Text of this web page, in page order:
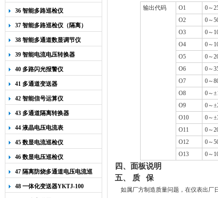
36 智能多路巡检仪
37 智能多路巡检仪（隔离）
38 智能多通道数显调节仪
39 智能电流电压转换器
40 多路闪光报警仪
41 多通道变送器
42 智能信号运算仪
43 多通道隔离转换器
44 液晶电压电流表
45 数显电流巡检仪
46 数显电压巡检仪
47 隔离防烧多通道电压电流巡
检仪
48 一体化变送器YKTJ-100
输出代码
O1 0～
O2 0～
O3 0～
O4 0～
O5 0～
O6
0～
O7
0～
O8
0～±
O9
0～±
O10
0～±
O11
0～
O12
0～
O13
0～
四、面板说明
五、 质 保
如属厂方制造质量问题，在仪表出厂